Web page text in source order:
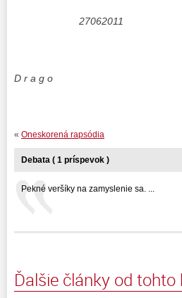
27062011
D r a g o
« Oneskorená rapsódia
Debata ( 1 príspevok )
Pekné veršíky na zamyslenie sa. ...
Ďalšie články od tohto